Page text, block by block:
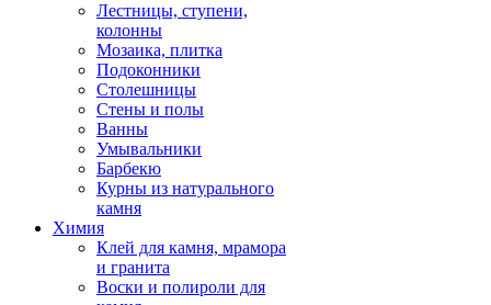
Лестницы, ступени,
колонны
Мозаика, плитка
Подоконники
Столешницы
Стены и полы
Ванны
Умывальники
Барбекю
Курны из натурального
камня
Химия
Клей для камня, мрамора
и гранита
Воски и полироли для